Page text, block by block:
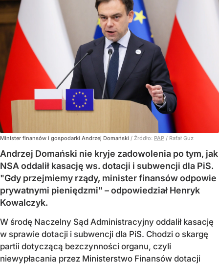
Minister finansów i gospodarki Andrzej Domański / Źródło: PAP / Rafał Guz
Andrzej Domański nie kryje zadowolenia po tym, jak
NSA oddalił kasację ws. dotacji i subwencji dla PiS.
"Gdy przejmiemy rządy, minister finansów odpowie
prywatnymi pieniędzmi" – odpowiedział Henryk
Kowalczyk.
W środę Naczelny Sąd Administracyjny oddalił kasację
w sprawie dotacji i subwencji dla PiS. Chodzi o skargę
partii dotyczącą bezczynności organu, czyli
niewypłacania przez Ministerstwo Finansów dotacji